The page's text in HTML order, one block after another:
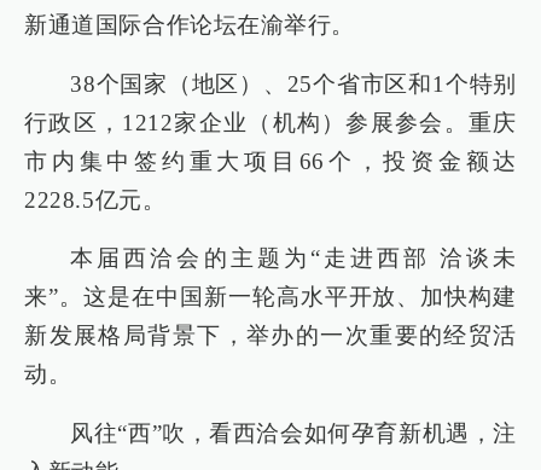
新通道国际合作论坛在渝举行。
38个国家（地区）、25个省市区和1个特别
行政区，1212家企业（机构）参展参会。重庆
市内集中签约重大项目66个，投资金额达
2228.5亿元。
本届西洽会的主题为“走进西部 洽谈未
来”。这是在中国新一轮高水平开放、加快构建
新发展格局背景下，举办的一次重要的经贸活
动。
风往“西”吹，看西洽会如何孕育新机遇，注